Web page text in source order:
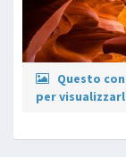
Questo
per